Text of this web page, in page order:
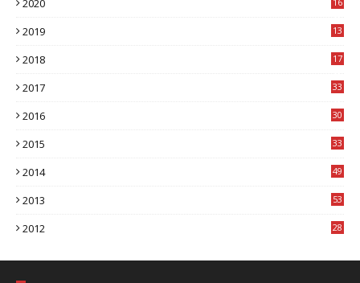
2019
13
2018
17
2017
33
2016
30
2015
33
2014
49
2013
53
2012
28